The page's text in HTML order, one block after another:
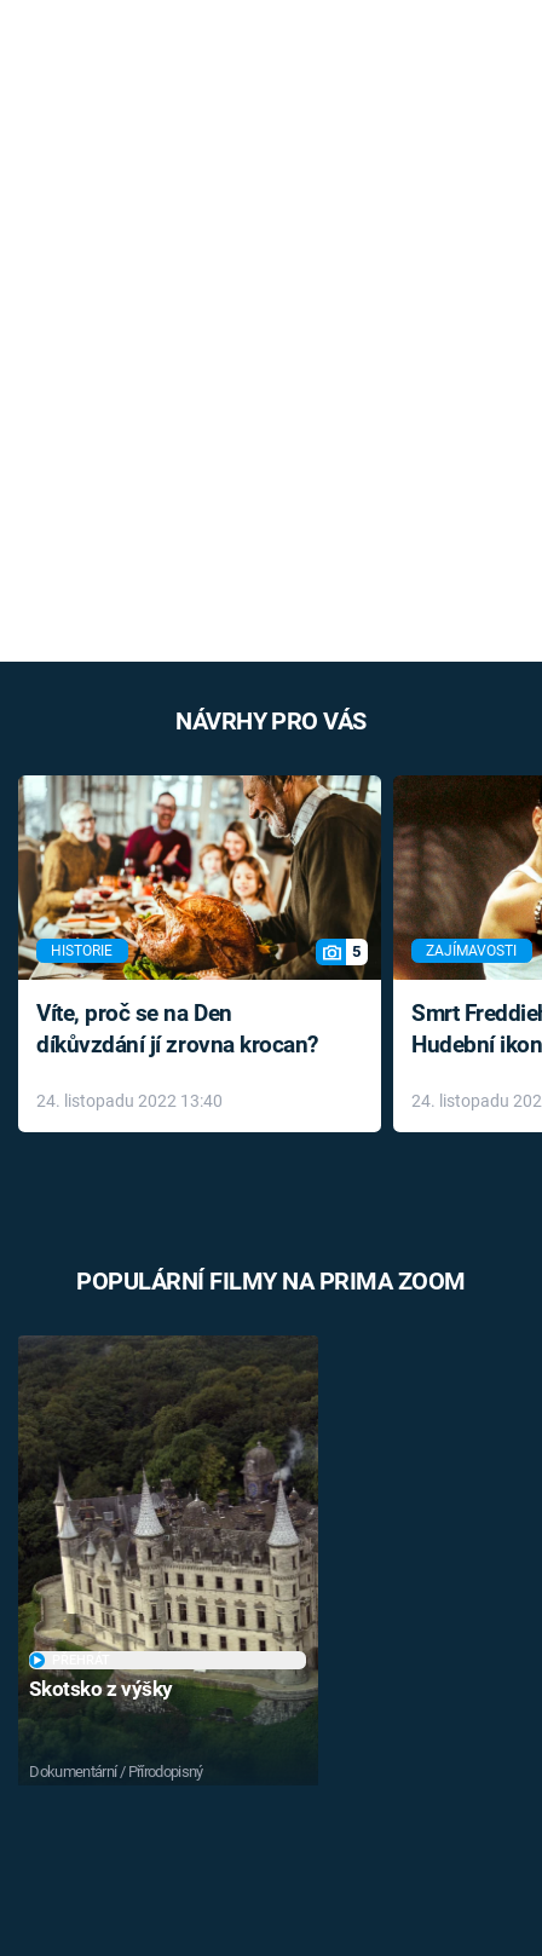
NÁVRHY PRO VÁS
HISTORIE 5
Víte, proč se na Den
díkůvzdání jí zrovna krocan?
24. listopadu 2022 13:40
ZAJÍMAVOSTI
Smrt
Hudební
léky
24. listopadu
POPULÁRNÍ FILMY NA PRIMA ZOOM
Skotsko z výšky
Dokumentární / Přírodopisný